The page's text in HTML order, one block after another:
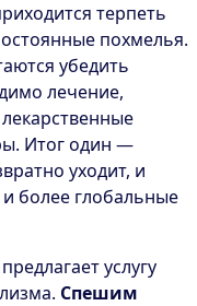
терпеть
похмелья.
убедить
лечение,
Итог один —
уходит, и
более глобальные
услугу
Спешим